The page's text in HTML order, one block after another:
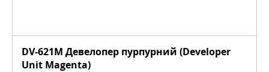
DV-621M Девелопер пурпурний (Developer
Unit Magenta)